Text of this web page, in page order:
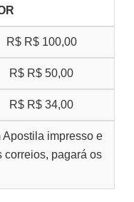
R$ R$ 100,00
R$ R$ 50,00
R$ R$ 34,00
impresso e
correios, pagará os